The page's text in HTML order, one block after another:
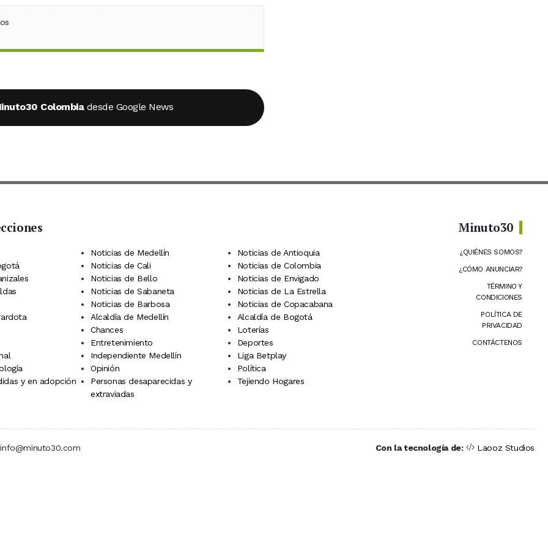
WhatsApp
Colombia desde Google News
Noticias de Medellín
Noticias de Antioquia
Noticias de Cali
Noticias de Colombia
Noticias de Bello
Noticias de Envigado
Noticias de Sabaneta
Noticias de La Estrella
Noticias de Barbosa
Noticias de Copacabana
Alcaldía de Medellín
Alcaldía de Bogotá
Chances
Loterías
Entretenimiento
Deportes
Independiente Medellín
Liga Betplay
Opinión
Política
y en adopción
Personas desaparecidas y
extraviadas
Tejiendo Hogares
Minuto30
¿QUIÉNES SOMOS?
¿CÓMO ANUNCIAR?
TÉRMINO Y
CONDICIONES
POLÍTICA DE
PRIVACIDAD
CONTÁCTENOS
Con la tecnología de: Laooz Studios